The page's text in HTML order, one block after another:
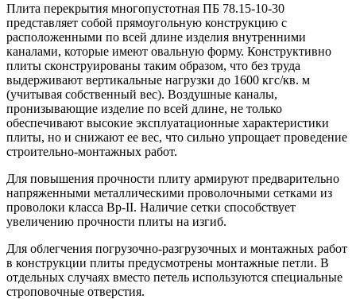
Плита перекрытия многопустотная ПБ 78.15-10-30
представляет собой прямоугольную конструкцию с
расположенными по всей длине изделия внутренними
каналами, которые имеют овальную форму. Конструктивно
плиты сконструированы таким образом, что без труда
выдерживают вертикальные нагрузки до 1600 кгс/кв. м
(учитывая собственный вес). Воздушные каналы,
пронизывающие изделие по всей длине, не только
обеспечивают высокие эксплуатационные характеристики
плиты, но и снижают ее вес, что сильно упрощает проведение
строительно-монтажных работ.
Для повышения прочности плиту армируют предварительно
напряженными металлическими проволочными сетками из
проволоки класса Вр-II. Наличие сетки способствует
увеличению прочности плиты на изгиб.
Для облегчения погрузочно-разгрузочных и монтажных работ
в конструкции плиты предусмотрены монтажные петли. В
отдельных случаях вместо петель используются специальные
строповочные отверстия.